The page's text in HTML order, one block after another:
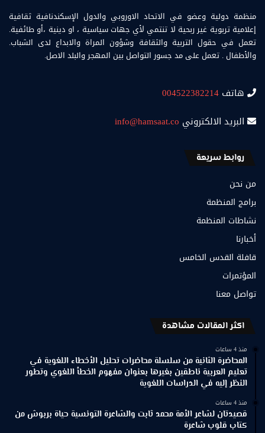
منظمة دولية وعضو في الاتحاد الاوروبي والدول الإسكندنافية ثقافية
إعلامية تربوية غير ربحية لا تنتمي لأي جهات سياسية ، او دينية ،أو طائفية.
تعمل في حقول التربية والثقافة وشؤون المراة والابداع لدى الشباب.
والأطفال . تعمل على مد جسور التواصل بين المهجر والبلد الاصل.
هاتف 004522382214
البريد الالكتروني info@hamsaat.co
روابط سريعة
من نحن
برامج المنظمة
نشاطات المنظمة
أخبارنا
قافلة القدس الخامس
المؤتمرات
تواصل معنا
اكثر المقالات مشاهدة
منذ 4 ساعات
المحاضرة الثانية من سلسلة محاضرات تحليل الأخطاء اللغوية في
تعليم العربية ناطقين بغيرها بعنوان مفهوم الخطأ اللغوي وتطور
النظر إليه في الدراسات اللغوية
منذ 4 ساعات
قصيدتان لشاعر الأمة محمد ثابت والشاعرة التونسية حياة بربوش من
كتاب قلوب شاعرة